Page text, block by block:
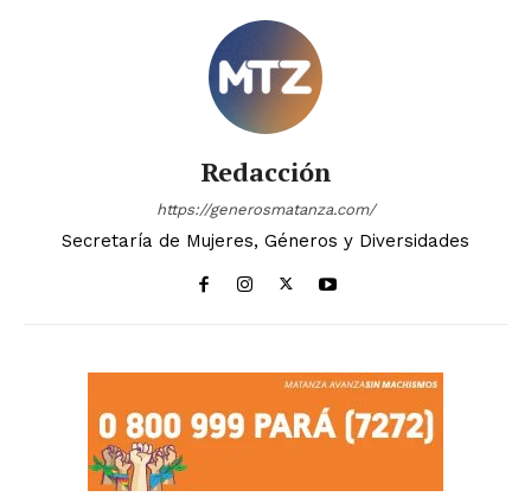
Redacción
https://generosmatanza.com/
Secretaría de Mujeres, Géneros y Diversidades